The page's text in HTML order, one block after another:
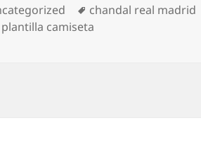
Etiquetas
chandal real madrid
plantilla camiseta